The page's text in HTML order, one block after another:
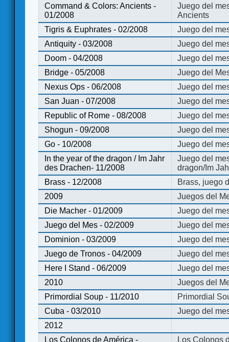
Command & Colors: Ancients -
01/2008
Juego del
Ancients
Tigris & Euphrates - 02/2008
Juego del
Antiquity - 03/2008
Juego del
Doom - 04/2008
Juego del
Bridge - 05/2008
Juego del
Nexus Ops - 06/2008
Juego del
San Juan - 07/2008
Juego del
Republic of Rome - 08/2008
Juego del
Shogun - 09/2008
Juego del
Go - 10/2008
Juego del
In the year of the dragon / Im Jahr
des Drachen- 11/2008
Juego del
dragon/Im
Brass - 12/2008
Brass, juego
2009
Juegos del
Die Macher - 01/2009
Juego del
Juego del Mes - 02/2009
Juego del
Dominion - 03/2009
Juego del
Juego de Tronos - 04/2009
Juego del
Here I Stand - 06/2009
Juego del
2010
Juegos del
Primordial Soup - 11/2010
Primordial
Cuba - 03/2010
Juego del
2012
Los Colonos de América -
Los Colonos